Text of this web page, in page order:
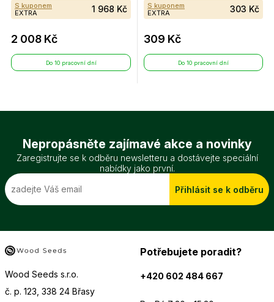
S kuponem
EXTRA
1 968 Kč
2 008 Kč
Do 10 pracovní dní
S kuponem
EXTRA
303 Kč
309 Kč
Do 10 pracovní dní
Nepropásněte zajímavé akce a novinky
Zaregistrujte se k odběru newsletteru a dostávejte speciální
nabídky jako první.
Přihlásit se k odběru
Wood Seeds s.r.o.
č. p. 123, 338 24 Břasy
Potřebujete poradit?
+420 602 484 667